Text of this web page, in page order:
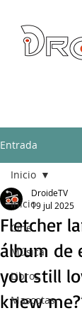
Entrada
Inicio
Cine
Música
Libros
Mascotas
Inicio
Fletcher
álbum de
you still
knew
DroideTV
19 jul 2025